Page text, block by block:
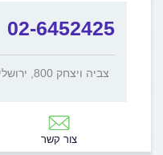
02-6452425
צביה ויצחק 800, ירושלים
צור קשר